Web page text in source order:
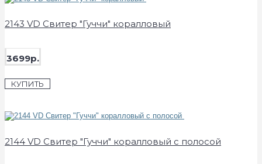
2143 VD Свитер "Гуччи" коралловый
3699р.
КУПИТЬ
2144 VD Свитер "Гуччи" коралловый с полосой